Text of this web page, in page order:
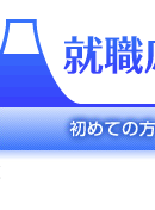
初めての方へ